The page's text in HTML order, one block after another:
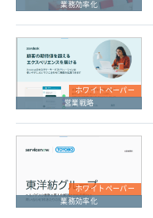
業務効率化
ホワイトペーパー
営業戦略
ホワイトペーパー
業務効率化